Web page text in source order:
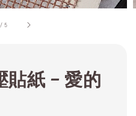
/5
貼紙 - 愛的